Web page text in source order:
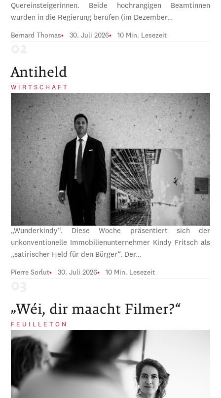
Quereinsteigerinnen. Beide hochrangigen Beamtinnen
wurden in die Regierung berufen (im Dezember…
Bernard Thomas 30. Juli 2026 10 Min. Lesezeit
Antiheld
WIRTSCHAFT
„Wunderkindy“. Diese Woche präsentiert sich der
unkonventionelle Immobilienunternehmer Kindy Fritsch als
„satirischer Held für den Bürger“. Der…
Pierre Sorlut 30. Juli 2026 10 Min. Lesezeit
„Wéi, dir maacht Filmer?“
FEUILLETON